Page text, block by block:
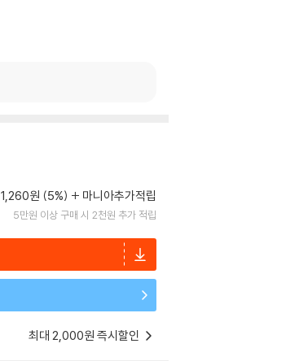
1,260원 (5%) 마니아추가적립
5만원 이상 구매 시 2천원 추가 적립
최대 2,000원 즉시할인